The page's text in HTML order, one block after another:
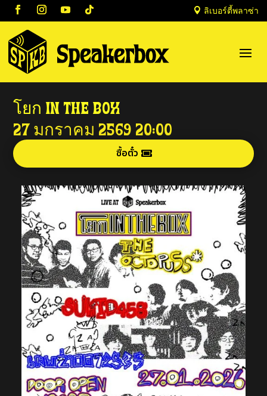
 ลิเบอร์ตี้พลาซ่า
โยก IN THE BOX
27 มกราคม 2569 20:00
ซื้อตั๋ว